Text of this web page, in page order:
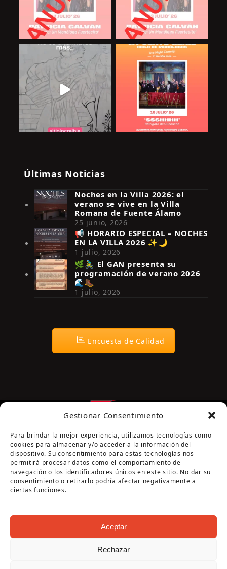
Gestionar Consentimiento
Para brindar la mejor experiencia, utilizamos tecnologías como
cookies para almacenar y/o acceder a la información del
dispositivo. Su consentimiento para estas tecnologías nos
permitirá procesar datos como el comportamiento de
navegación o los identificadores únicos en este sitio. No dar su
consentimiento o retirarlo podría afectar negativamente a
ciertas funciones.
Aceptar
Rechazar
Síguenos en Instagram
Últimas Noticias
Noches en la Villa 2026: el
verano se vive en la Villa
Romana de Fuente Álamo
25 junio, 2026
📢 HORARIO ESPECIAL – NOCHES
EN LA VILLA 2026 ✨🌙
1 julio, 2026
🌿🚴‍♂️ El GAN presenta su
programación de verano 2026
🌊🥾
1 julio, 2026
Encuesta de Calidad
Página cofinanciada por la Diputación de Córdoba